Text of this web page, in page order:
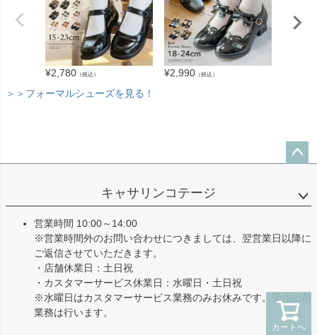
カートへ
¥2,780 （税込） ¥2,990 （税込）
＞＞フォーマルシューズを見る！
ップ
キャサリンコテージ
営業時間 10:00～14:00
※営業時間外のお問い合わせにつきましては、翌営業日以降に
ご返信させていただきます。
・店舗休業日：土日祝
・カスタマーサービス休業日：水曜日・土日祝
※水曜日はカスタマーサービス業務のみお休みです。受注出荷
業務は行います。